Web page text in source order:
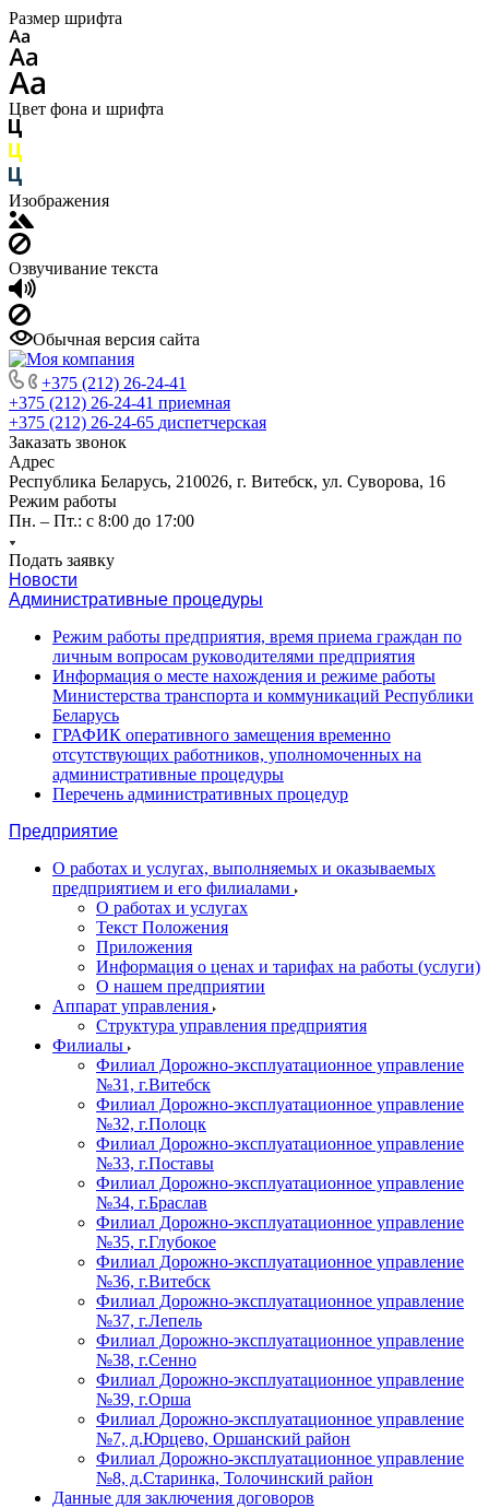
Размер шрифта
Цвет фона и шрифта
Изображения
Озвучивание текста
Обычная версия сайта
+375 (212) 26-24-41
+375 (212) 26-24-41 приемная
+375 (212) 26-24-65 диспетчерская
Заказать звонок
Адрес
Республика Беларусь, 210026, г. Витебск, ул. Суворова, 16
Режим работы
Пн. – Пт.: с 8:00 до 17:00
Подать заявку
Новости
Административные процедуры
Режим работы предприятия, время приема граждан по
личным вопросам руководителями предприятия
Информация о месте нахождения и режиме работы
Министерства транспорта и коммуникаций Республики
Беларусь
ГРАФИК оперативного замещения временно
отсутствующих работников, уполномоченных на
административные процедуры
Перечень административных процедур
Предприятие
О работах и услугах, выполняемых и оказываемых
предприятием и его филиалами
О работах и услугах
Текст Положения
Приложения
Информация о ценах и тарифах на работы (услуги)
О нашем предприятии
Аппарат управления
Структура управления предприятия
Филиалы
Филиал Дорожно-эксплуатационное управление
№31, г.Витебск
Филиал Дорожно-эксплуатационное управление
№32, г.Полоцк
Филиал Дорожно-эксплуатационное управление
№33, г.Поставы
Филиал Дорожно-эксплуатационное управление
№34, г.Браслав
Филиал Дорожно-эксплуатационное управление
№35, г.Глубокое
Филиал Дорожно-эксплуатационное управление
№36, г.Витебск
Филиал Дорожно-эксплуатационное управление
№37, г.Лепель
Филиал Дорожно-эксплуатационное управление
№38, г.Сенно
Филиал Дорожно-эксплуатационное управление
№39, г.Орша
Филиал Дорожно-эксплуатационное управление
№7, д.Юрцево, Оршанский район
Филиал Дорожно-эксплуатационное управление
№8, д.Старинка, Толочинский район
Данные для заключения договоров